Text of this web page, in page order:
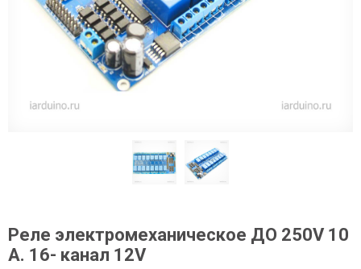
Реле электромеханическое ДО 250V 10
А. 16- канал 12V